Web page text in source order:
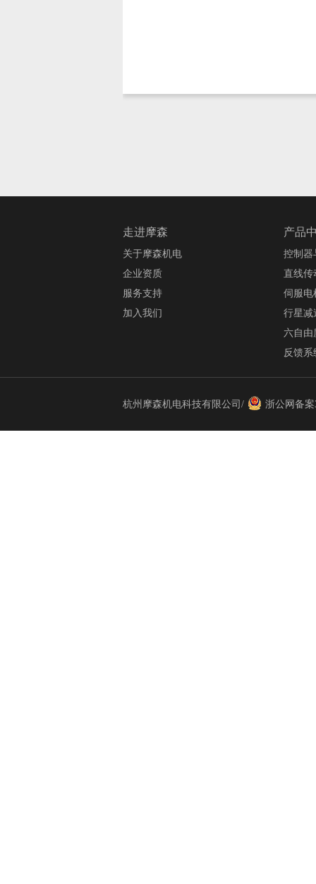
走进摩森
关于摩森机电
企业资质
服务支持
加入我们
产品
控制器
直线传
伺服电
行星减
六自由
反馈系
杭州摩森机电科技有限公司/ 浙公网备案